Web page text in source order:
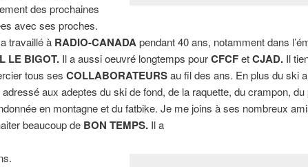
des prochaines
avec ses proches.
travaillé à RADIO-CANADApendant 40 ans, notamment dans
LE BIGOT. Il a aussi oeuvré longtemps pourCFCFetCJAD. Il
tous sesCOLLABORATEURSau fil des ans. En plus du ski
adressé aux adeptes du ski de fond, de la raquette, du crampon, du
en montagne et du fatbike. Je me joins à ses nombreux
beaucoup de BON TEMPS. Il a